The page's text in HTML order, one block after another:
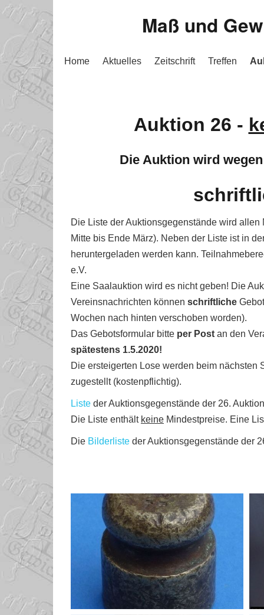
Maß und
Home Aktuelles Zeitschrift Treffen
Auktion 26 -
Die Auktion wird
Die Liste der Auktionsgegenstände wird allen
Mitte bis Ende März). Neben der Liste ist in
heruntergeladen werden kann.
e.V.
Eine Saalauktion wird es nicht geben! Die
Vereinsnachrichten können schriftliche
Wochen nach hinten verschoben worden).
Das Gebotsformular bitte per Post an den
spätestens 1.5.2020!
Die ersteigerten Lose werden beim nächsten
zugestellt (kostenpflichtig).
Liste der Auktionsgegenstände der 26.
Die Liste enthält keine Mindestpreise. Eine
Die Bilderliste der Auktionsgegenstände der